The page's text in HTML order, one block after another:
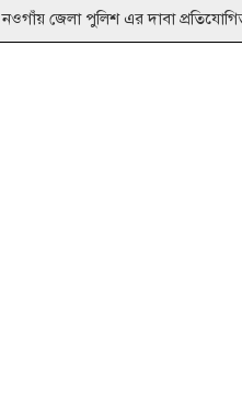
নওগাঁয় জেলা পুলিশ এর দাবা